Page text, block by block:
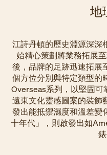
地
江詩丹頓的歷史淵源深深
始精心策劃將業務拓展
後，品牌的足跡迅速拓展
個方位分別與特定類型的
Overseas系列，以堅固
遠東文化靈感圖案的裝飾
發出能抵禦濕度和溫差變
十年代」，則啟發出如
錶